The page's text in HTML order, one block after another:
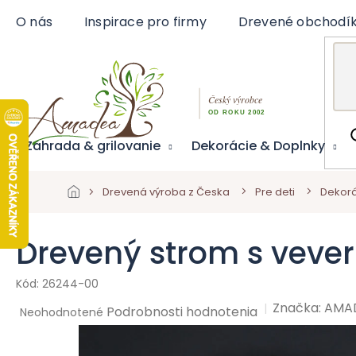
O nás Inspirace pro firmy Drevené
Záhrada & grilovanie Dekorácie & Doplnky
Drevená výroba z Česka Pre deti
Drevený strom s
26244-00
Priemerné
hodnotenie
Neohodnotené Podrobnosti hodnotenia Značka: